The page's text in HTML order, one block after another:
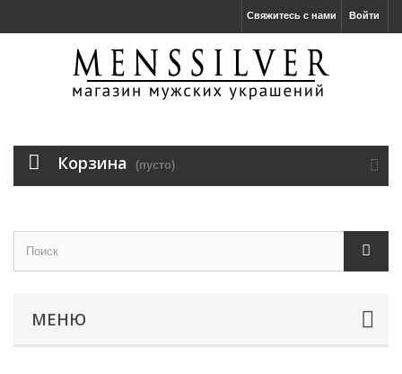
Войти
Свяжитесь с нами
Корзина (пусто)
МЕНЮ